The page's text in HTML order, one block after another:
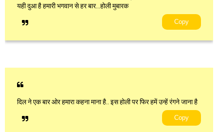
यही दुआ है हमारी भगवान से हर बार…होली मुबारक
Copy
दिल ने एक बार ओर हमारा कहना माना है.. इस होली पर फिर हमें उन्हें रंगने जाना है
Copy